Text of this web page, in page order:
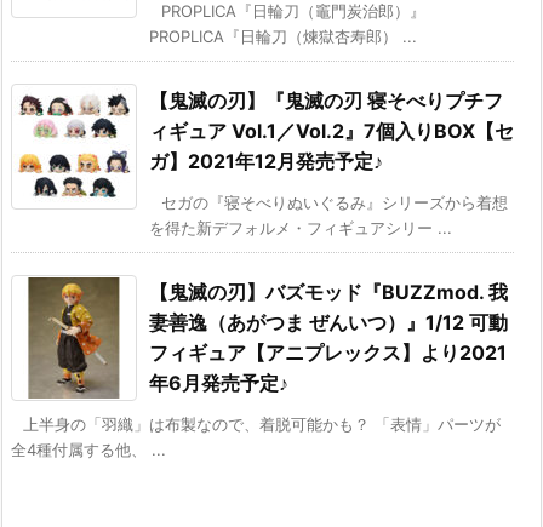
PROPLICA『日輪刀（竈門炭治郎）』
PROPLICA『日輪刀（煉獄杏寿郎） ...
【鬼滅の刃】『鬼滅の刃 寝そべりプチフ
ィギュア Vol.1／Vol.2』7個入りBOX【セ
ガ】2021年12月発売予定♪
セガの『寝そべりぬいぐるみ』シリーズから着想
を得た新デフォルメ・フィギュアシリー ...
【鬼滅の刃】バズモッド『BUZZmod. 我
妻善逸（あがつま ぜんいつ）』1/12 可動
フィギュア【アニプレックス】より2021
年6月発売予定♪
上半身の「羽織」は布製なので、着脱可能かも？ 「表情」パーツが
全4種付属する他、 ...